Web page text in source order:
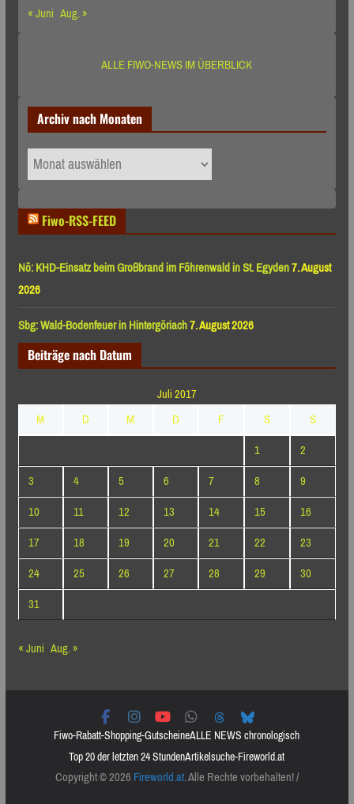
« Juni Aug. »
ALLE FIWO-NEWS IM ÜBERBLICK
Archiv nach Monaten
Archiv
nach
Fiwo-RSS-FEED
Nö: KHD-Einsatz beim Großbrand im Föhrenwald in St. Egyden7. August
2026
Sbg: Wald-Bodenfeuer in Hintergöriach7. August 2026
Beiträge nach Datum
Juli 2017
M
D M D F S
S
1
2
3
4 5 6 7 8
9
10
11 12 13 14 15
16
17
18 19 20 21 22
23
24
25 26 27 28 29
30
31
« Juni Aug. »
Fiwo-Rabatt-Shopping-GutscheineALLE NEWS chronologisch
Top 20 der letzten 24 StundenArtikelsuche-Fireworld.at
Copyright © 2026Fireworld.at. Alle Rechte vorbehalten! /